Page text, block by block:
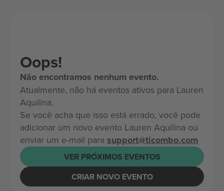
Oops!
Não encontramos nenhum evento.
Atualmente, não há eventos ativos para Lauren
Aquilina.
Se você acha que isso está errado, você pode
adicionar um novo evento Lauren Aquilina ou
enviar um e-mail para support@ticombo.com
VER PRÓXIMOS EVENTOS
CRIAR NOVO EVENTO